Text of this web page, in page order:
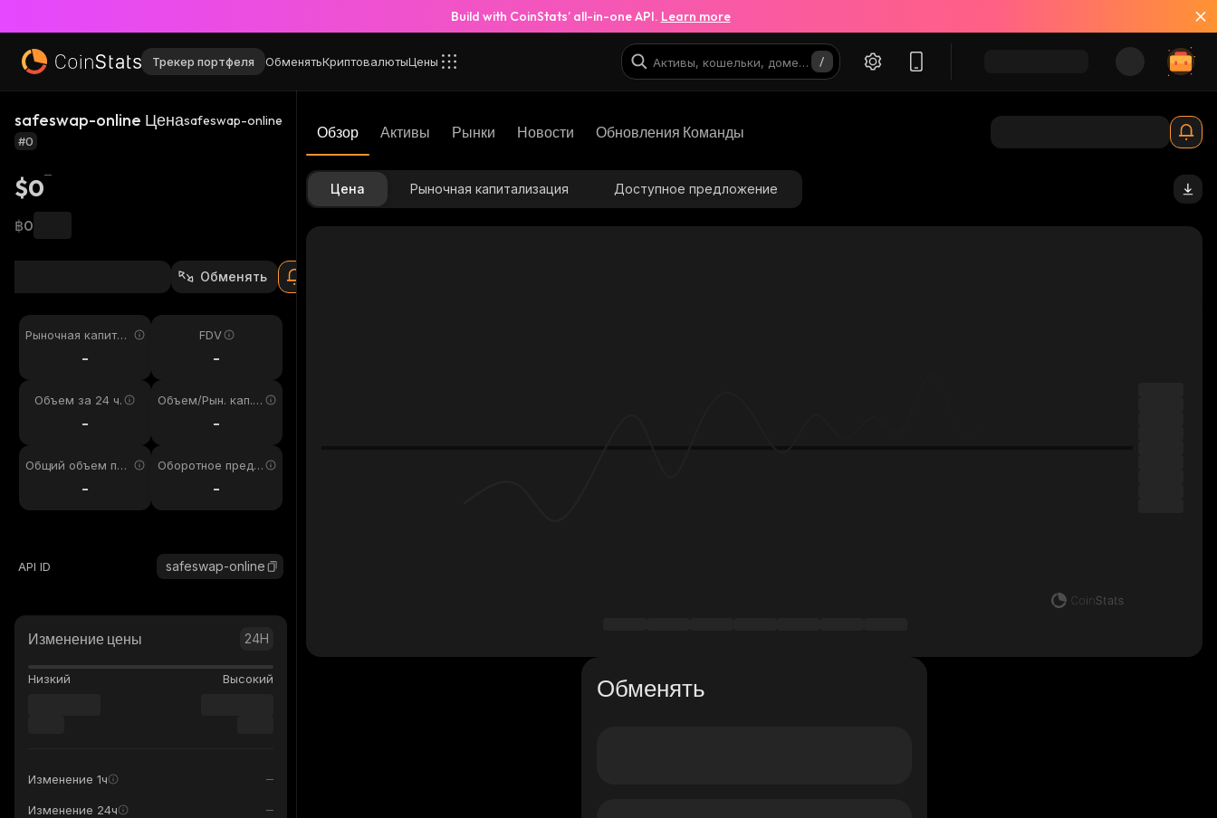
Build with CoinStats’ all-in-one API. Learn more
Трекер портфеля ОбменятьКриптовалютыЦены
safeswap-online Ценаsafeswap-online
#0
$0
฿0
Обменять
Рыночная капитал
-
FDV
-
Объем за 24 ч.
-
Объем/Рын. кап. 2
-
Общий объем пре
-
Оборотное предл
-
API ID safeswap-online
Изменение цены 24H
Низкий Высокий
Изменение 1ч
Изменение 24ч
Обзор Активы Рынки Новости Обновления Команды
Цена Рыночная капитализация Доступное предложение
Обменять